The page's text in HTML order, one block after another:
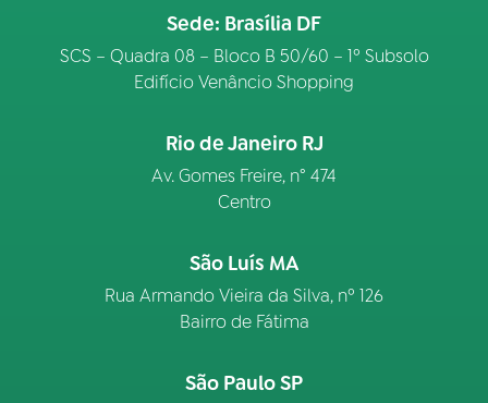
Sede: Brasília DF
SCS – Quadra 08 – Bloco B 50/60 – 1º Subsolo
Edifício Venâncio Shopping
Rio de Janeiro RJ
Av. Gomes Freire, n° 474
Centro
São Luís MA
Rua Armando Vieira da Silva, nº 126
Bairro de Fátima
São Paulo SP